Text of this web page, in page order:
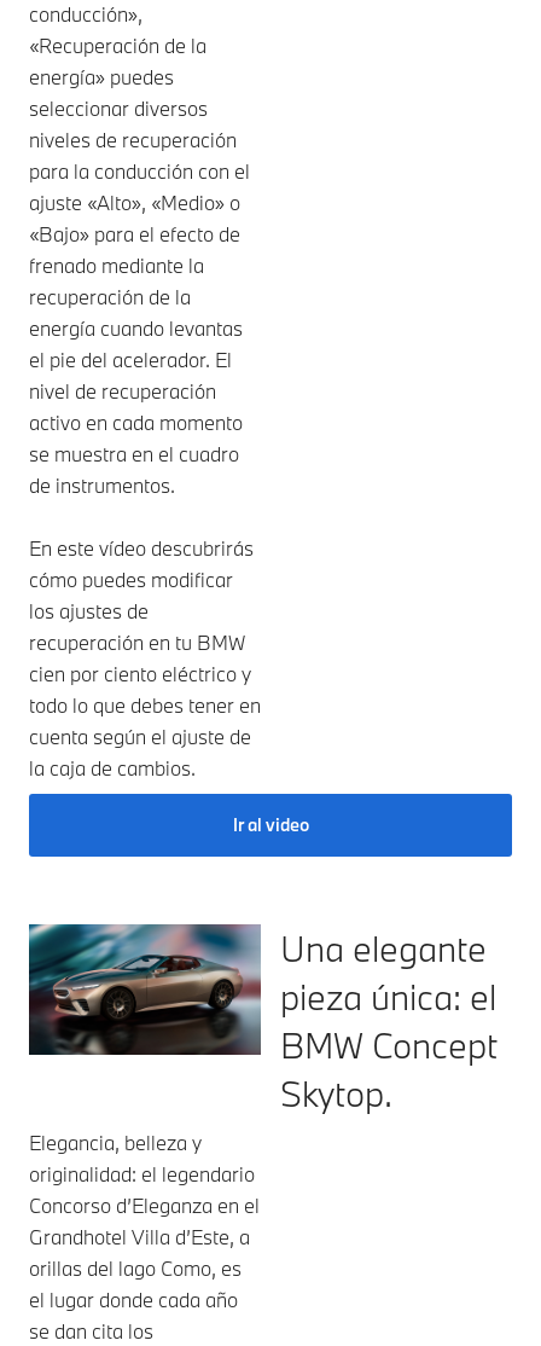
conducción»,
«Recuperación de la
energía» puedes
seleccionar diversos
niveles de recuperación
para la conducción con el
ajuste «Alto», «Medio» o
«Bajo» para el efecto de
frenado mediante la
recuperación de la
energía cuando levantas
el pie del acelerador. El
nivel de recuperación
activo en cada momento
se muestra en el cuadro
de instrumentos.
En este vídeo descubrirás
cómo puedes modificar
los ajustes de
recuperación en tu BMW
cien por ciento eléctrico y
todo lo que debes tener en
cuenta según el ajuste de
la caja de cambios.
Ir al video
Una elegante
pieza única: el
BMW Concept
Skytop.
Elegancia, belleza y
originalidad: el legendario
Concorso d’Eleganza en el
Grandhotel Villa d’Este, a
orillas del lago Como, es
el lugar donde cada año
se dan cita los